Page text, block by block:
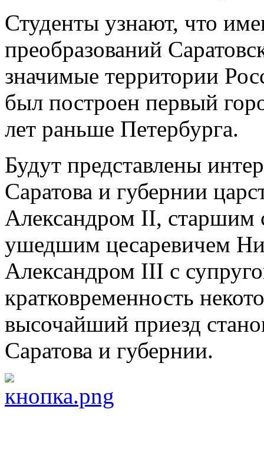
Студенты узнают, что
преобразований
значимые территории
был построен первый
лет раньше Петербурга.
Будут представлены
Саратова и губернии
Александром II, старшим
ушедшим цесаревичем
Александром III c
кратковременность
высочайший приезд
Саратова и губернии.